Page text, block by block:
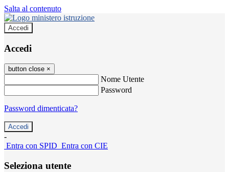
Salta al contenuto
Accedi
Accedi
button close ×
Nome Utente
Password
Password dimenticata?
-
Entra con SPID Entra con CIE
Seleziona utente